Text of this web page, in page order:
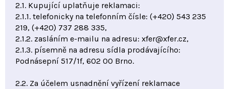
2.1. Kupující uplatňuje reklamaci:
2.1.1. telefonicky na telefonním čísle: (+420) 543 235
219, (+420) 737 288 335,
2.1.2. zasláním e-mailu na adresu: xfer@xfer.cz,
2.1.3. písemně na adresu sídla prodávajícího:
Podnásepní 517/1f, 602 00 Brno.
2.2. Za účelem usnadnění vyřízení reklamace